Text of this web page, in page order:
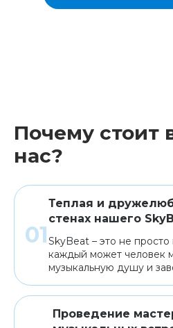
Почему стоит
нас?
Теплая и
стенах нашего
SkyBeat – это не просто
каждый может человек
музыкальную душу и
Проведение